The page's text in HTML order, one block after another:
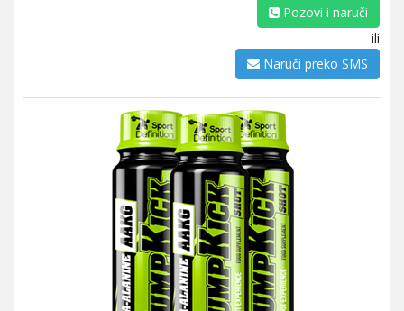
Pozovi i naruči
ili
Naruči preko SMS